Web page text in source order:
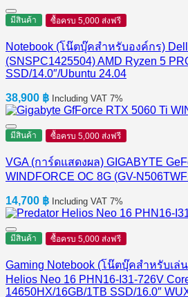
มีสินค้า ซื้อครบ 5,000 ส่งฟรี
Notebook (โน๊ตบุ๊คสำหรับองค์กร)
(SNSPC1425504) AMD Ryzen 5
SSD/14.0″/Ubuntu 24.04
38,900 ฿ Including VAT 7%
มีสินค้า ซื้อครบ 5,000 ส่งฟรี
VGA (การ์ดแสดงผล) GIGABYTE
WINDFORCE OC 8G (GV-
14,700 ฿ Including VAT 7%
มีสินค้า ซื้อครบ 5,000 ส่งฟรี
Gaming Notebook (โน๊ตบุ๊คสำหรับเล่
Helios Neo 16 PHN16-I31-726V
14650HX/16GB/1TB SSD/16.0″